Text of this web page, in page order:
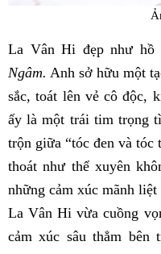
La Vân Hi đẹp như hồ
Ngâm. Anh sở hữu một
sắc, toát lên vẻ cô độc,
ấy là một trái tim trọng
trộn giữa “tóc đen và tóc
thoát như thể xuyên
những cảm xúc mãnh
La Vân Hi vừa cuồng
cảm xúc sâu thẳm bên